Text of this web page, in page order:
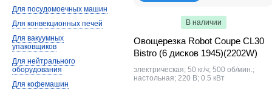
В наличии
Овощерезка Robot Coupe CL30
Bistro (6 дисков 1945)(2202W)
электрическая; 50 кг/ч; 500 об/мин.;
настольная; 220 В; 0.5 кВт
Для посудомоечных машин
Для конвекционных печей
Для вакуумных
упаковщиков
Для нейтрального
оборудования
Для кофемашин